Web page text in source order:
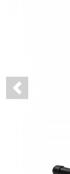
Previous